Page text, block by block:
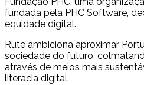
fundada pela PHC Software,
equidade digital.
Rute ambiciona aproximar
sociedade do futuro,
através de meios mais
literacia digital.